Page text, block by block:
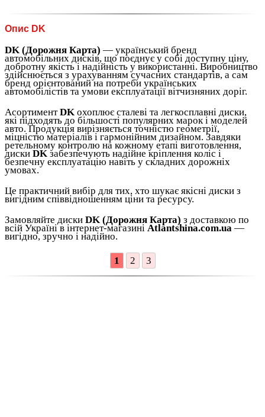
Опис DK
DK (Дорожня Карта) — український бренд
автомобільних дисків, що поєднує у собі доступну ціну,
добротну якість і надійність у використанні. Виробництво
здійснюється з урахуванням сучасних стандартів, а сам
бренд орієнтований на потреби українських
автомобілістів та умови експлуатації вітчизняних доріг.
АсортиментDK охоплює сталеві та легкосплавні диски,
які підходять до більшості популярних марок і моделей
авто. Продукція вирізняється точністю геометрії,
міцністю матеріалів і гармонійним дизайном. Завдяки
ретельному контролю на кожному етапі виготовлення,
диски DK забезпечують надійне кріплення коліс і
безпечну експлуатацію навіть у складних дорожніх
умовах.
Це практичний вибір для тих, хто шукає якісні диски з
вигідним співвідношенням ціни та ресурсу.
Замовляйте диски DK (Дорожня Карта) з доставкою по
всій Україні в інтернет-магазині Atlantshina.com.ua —
вигідно, зручно і надійно.
1 2 3